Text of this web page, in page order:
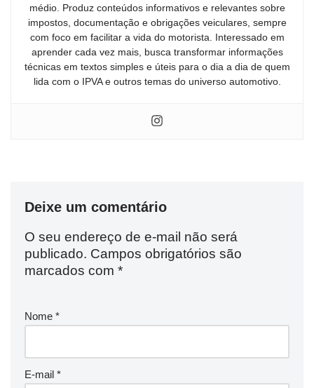
médio. Produz conteúdos informativos e relevantes sobre
impostos, documentação e obrigações veiculares, sempre
com foco em facilitar a vida do motorista. Interessado em
aprender cada vez mais, busca transformar informações
técnicas em textos simples e úteis para o dia a dia de quem
lida com o IPVA e outros temas do universo automotivo.
Deixe um comentário
O seu endereço de e-mail não será
publicado. Campos obrigatórios são
marcados com *
Nome *
E-mail *